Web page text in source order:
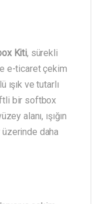
Kiti, sürekli
e-ticaret çekim
ışık ve tutarlı
bir softbox
alanı, ışığın
daha